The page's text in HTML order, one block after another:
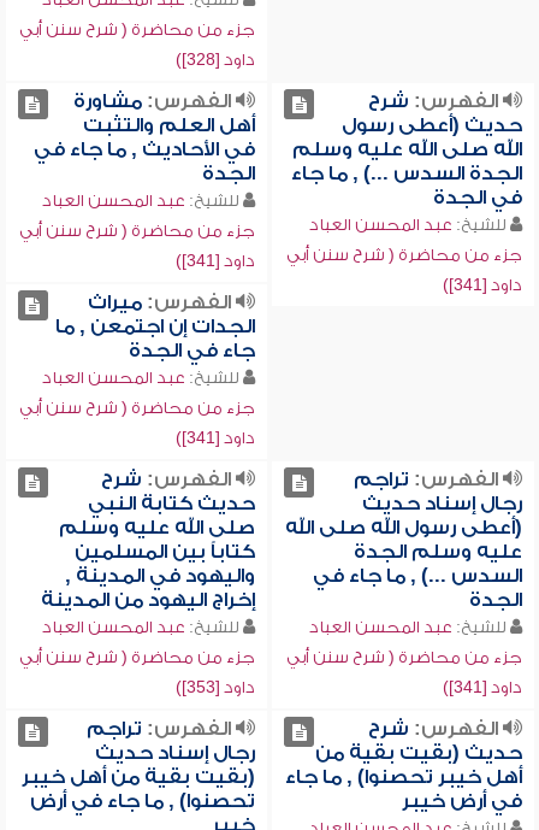
جزء من محاضرة ( شرح سنن أبي
داود [328])
الفهرس: شرح
حديث (أعطى رسول
الله صلى الله عليه وسلم
الجدة السدس ...) , ما جاء
في الجدة
للشيخ: عبد المحسن العباد
جزء من محاضرة ( شرح سنن أبي
داود [341])
الفهرس:مشاورة
أهل العلم والتثبت
في الأحاديث , ما جاء في
الجدة
للشيخ: عبد المحسن العباد
جزء من محاضرة ( شرح سنن أبي
داود [341])
الفهرس:ميراث
الجدات إن اجتمعن , ما
جاء في الجدة
للشيخ: عبد المحسن العباد
جزء من محاضرة ( شرح سنن أبي
داود [341])
الفهرس: تراجم
رجال إسناد حديث
(أعطى رسول الله صلى الله
عليه وسلم الجدة
السدس ...) , ما جاء في
الجدة
للشيخ: عبد المحسن العباد
جزء من محاضرة ( شرح سنن أبي
داود [341])
الفهرس: شرح
حديث كتابة النبي
صلى الله عليه وسلم
كتاباً بين المسلمين
واليهود في المدينة ,
إخراج اليهود من المدينة
للشيخ: عبد المحسن العباد
جزء من محاضرة ( شرح سنن أبي
داود [353])
الفهرس: شرح
حديث (بقيت بقية من
أهل خيبر تحصنوا) , ما جاء
في أرض خيبر
الفهرس: تراجم
رجال إسناد حديث
(بقيت بقية من أهل خيبر
تحصنوا) , ما جاء في أرض
خيبر